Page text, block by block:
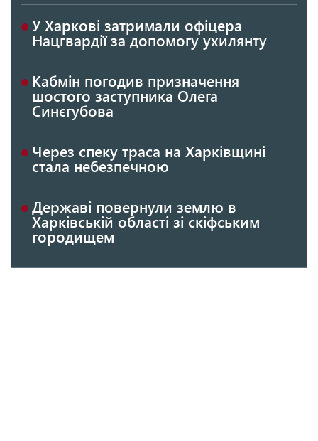
У Харкові затримали офіцера
Нацгвардії за допомогу ухилянту
Кабмін погодив призначення
шостого заступника Олега
Синєгубова
Через спеку траса на Харківщині
стала небезпечною
Державі повернули землю в
Харківській області зі скіфським
городищем